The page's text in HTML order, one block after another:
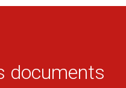
documents